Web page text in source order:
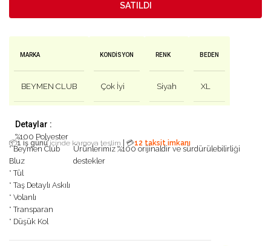
SATILDI
MARKA
BEYMEN CLUB
KONDISYON
Çok İyi
RENK
Siyah
BEDEN
XL
Detaylar :
%100 Polyester
📦1 iş günüiçinde kargoya teslim 💳12 taksit imkanı
* Beymen Club
Bluz
* Tül
* Taş Detaylı Askılı
* Volanlı
* Transparan
* Düşük Kol
Ürünlerimiz %100 orijinaldir ve sürdürülebilirliği
destekler